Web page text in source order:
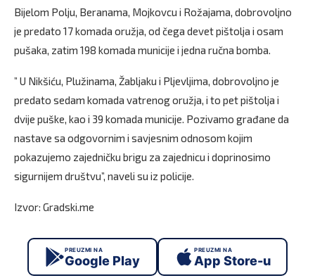
Bijelom Polju, Beranama, Mojkovcu i Rožajama, dobrovoljno
je predato 17 komada oružja, od čega devet pištolja i osam
pušaka, zatim 198 komada municije i jedna ručna bomba.
” U Nikšiću, Plužinama, Žabljaku i Pljevljima, dobrovoljno je
predato sedam komada vatrenog oružja, i to pet pištolja i
dvije puške, kao i 39 komada municije. Pozivamo građane da
nastave sa odgovornim i savjesnim odnosom kojim
pokazujemo zajedničku brigu za zajednicu i doprinosimo
sigurnijem društvu”, naveli su iz policije.
Izvor: Gradski.me
PREUZMI NA
Google Play
PREUZMI NA
App Store-u